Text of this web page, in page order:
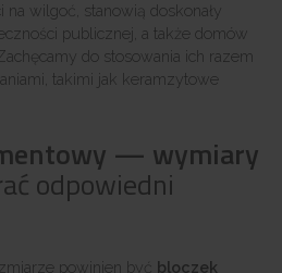
wilgoć, stanowią doskonały
publicznej, a także domów
do stosowania ich razem
takimi jak keramzytowe
— wymiary
odpowiedni
powinien być bloczek